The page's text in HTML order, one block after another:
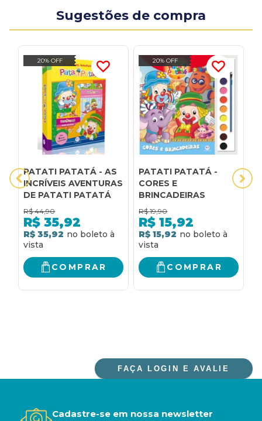
Sugestões de compra
20% OFF
PATATI PATATÁ - AS
INCRÍVEIS AVENTURAS
DE PATATI PATATÁ
R$ 44,90
R$ 35,92
R$ 35,92
COMPRAR
20% OFF
PATATI PATATÁ -
CORES E
BRINCADEIRAS
R$ 19,90
R$ 15,92
R$ 15,92
COMPRAR
FAÇA LOGIN E AVALIE
Cadastre-se em nossa newsletter